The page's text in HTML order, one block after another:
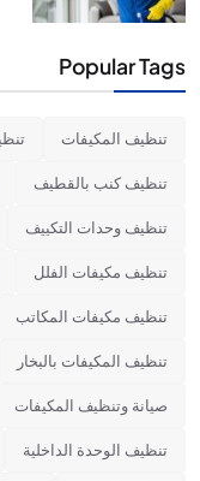
Popular Tags
تنظيف المكيفات
تنظيف كنب بالقطيف
تنظيف وحدات التكييف
تنظيف مكيفات الفلل
تنظيف مكيفات المكاتب
تنظيف المكيفات بالبخار
صيانة وتنظيف المكيفات
تنظيف الوحدة الداخلية